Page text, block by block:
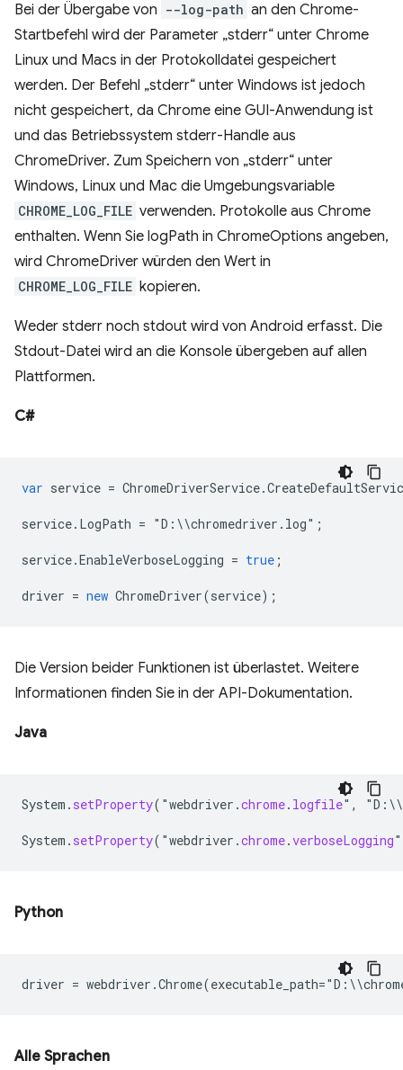
Bei der Übergabe von --log-path an den Chrome-
Startbefehl wird der Parameter „stderr“ unter Chrome
Linux und Macs in der Protokolldatei gespeichert
werden. Der Befehl „stderr“ unter Windows ist jedoch
nicht gespeichert, da Chrome eine GUI-Anwendung ist
und das Betriebssystem stderr-Handle aus
ChromeDriver. Zum Speichern von „stderr“ unter
Windows, Linux und Mac die Umgebungsvariable
CHROME_LOG_FILE verwenden. Protokolle aus Chrome
enthalten. Wenn Sie logPath in ChromeOptions angeben,
wird ChromeDriver würden den Wert in
CHROME_LOG_FILE kopieren.
Weder stderr noch stdout wird von Android erfasst. Die
Stdout-Datei wird an die Konsole übergeben auf allen
Plattformen.
C#
var service = ChromeDriverService.
service. LogPath = "D : \\chromedriver . log" ;
service.EnableVerboseLogging = true ;
driver = new ChromeDriver(service);
Die Version beider Funktionen ist überlastet. Weitere
Informationen finden Sie in der API-Dokumentation.
Java
System . setProperty( "webdriver .chrome. logfile" , "D : \\
System . setProperty( "webdriver .chrome.verboseLogging"
Python
driver = webdriver .Chrome(executable_path="D : \\
Alle Sprachen